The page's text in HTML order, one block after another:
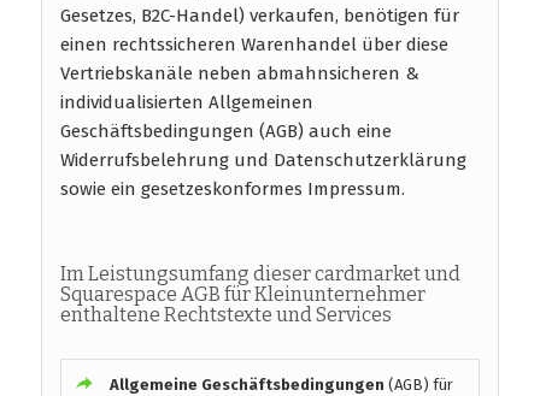
Gesetzes, B2C-Handel) verkaufen, benötigen für
einen rechtssicheren Warenhandel über diese
Vertriebskanäle neben abmahnsicheren &
individualisierten Allgemeinen
Geschäftsbedingungen (AGB) auch eine
Widerrufsbelehrung und Datenschutzerklärung
sowie ein gesetzeskonformes Impressum.
Im Leistungsumfang dieser cardmarket und
Squarespace AGB für Kleinunternehmer
enthaltene Rechtstexte und Services
Allgemeine Geschäftsbedingungen (AGB) für